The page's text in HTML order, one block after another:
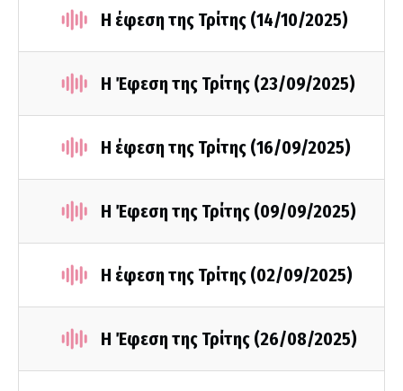
Η έφεση της Τρίτης (14/10/2025)
Η Έφεση της Τρίτης (23/09/2025)
Η έφεση της Τρίτης (16/09/2025)
Η Έφεση της Τρίτης (09/09/2025)
Η έφεση της Τρίτης (02/09/2025)
Η Έφεση της Τρίτης (26/08/2025)